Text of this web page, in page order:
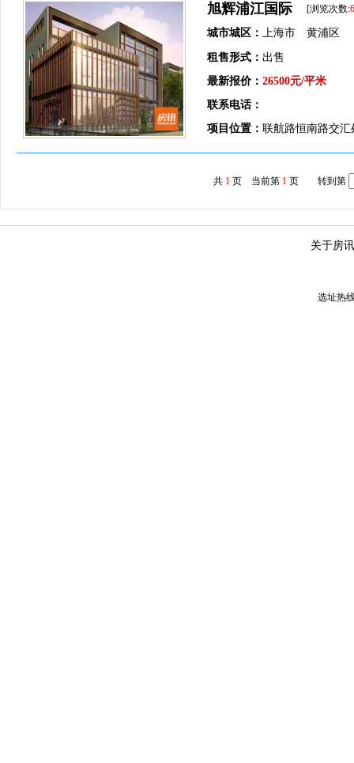
旭辉浦江国际 [浏览次数:
城市城区： 上海市 黄浦区
租售形式： 出售
最新报价： 26500元/平米
联系电话：
项目位置： 联航路恒南路交汇
共 1页 当前第 1页 转到第
关于房讯
选址热